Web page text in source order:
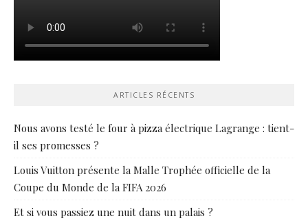
ARTICLES RÉCENTS
Nous avons testé le four à pizza électrique Lagrange : tient-
il ses promesses ?
Louis Vuitton présente la Malle Trophée officielle de la
Coupe du Monde de la FIFA 2026
Et si vous passiez une nuit dans un palais ?